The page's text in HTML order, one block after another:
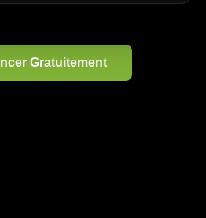
Gratuitement